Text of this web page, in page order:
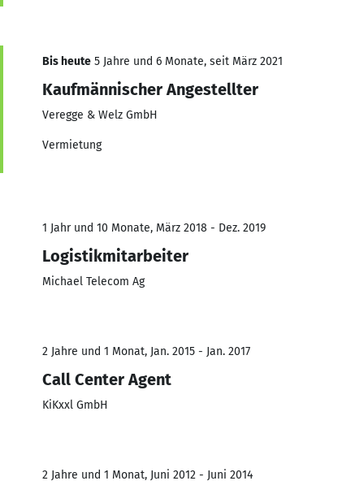
Bis heute 5 Jahre und 6 Monate, seit März 2021
Kaufmännischer Angestellter
Veregge & Welz GmbH
Vermietung
1 Jahr und 10 Monate, März 2018 - Dez. 2019
Logistikmitarbeiter
Michael Telecom Ag
2 Jahre und 1 Monat, Jan. 2015 - Jan. 2017
Call Center Agent
KiKxxl GmbH
2 Jahre und 1 Monat, Juni 2012 - Juni 2014